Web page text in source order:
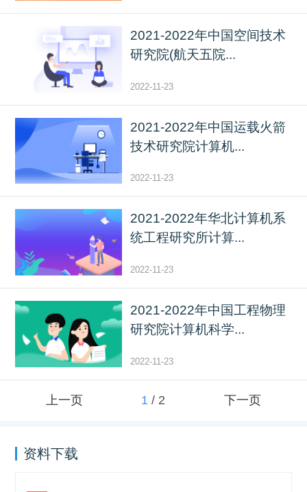
2021-2022年中国空间技术
研究院(航天五院...
2022-11-23
2021-2022年中国运载火箭
技术研究院计算机...
2022-11-23
2021-2022年华北计算机系
统工程研究所计算...
2022-11-23
2021-2022年中国工程物理
研究院计算机科学...
2022-11-23
上一页 1 / 2 下一页
资料下载